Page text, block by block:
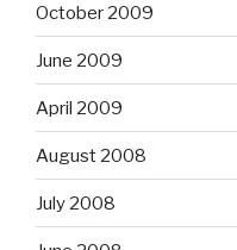
October 2009
June 2009
April 2009
August 2008
July 2008